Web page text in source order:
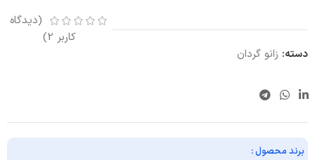
(دیدگاه
کاربر 2
)
دسته: زانو گردان
برند محصول :